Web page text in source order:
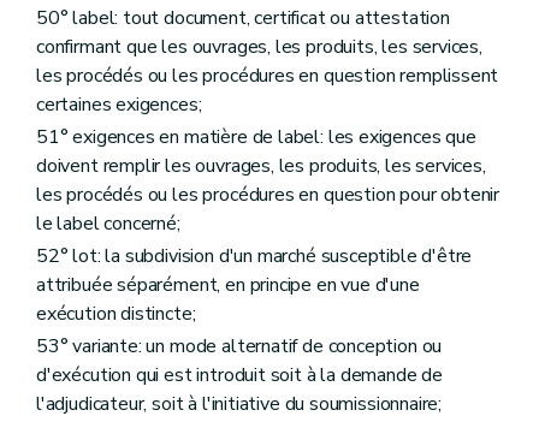
50° label: tout document, certificat ou attestation
confirmant que les ouvrages, les produits, les services,
les procédés ou les procédures en question remplissent
certaines exigences;
51° exigences en matière de label: les exigences que
doivent remplir les ouvrages, les produits, les services,
les procédés ou les procédures en question pour obtenir
le label concerné;
52° lot: la subdivision d'un marché susceptible d'être
attribuée séparément, en principe en vue d'une
exécution distincte;
53° variante: un mode alternatif de conception ou
d'exécution qui est introduit soit à la demande de
l'adjudicateur, soit à l'initiative du soumissionnaire;